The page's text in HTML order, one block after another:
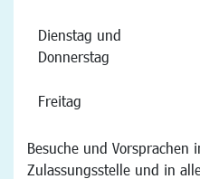
Dienstag und
Donnerstag
Freitag
Besuche und
Zulassungsstelle und in